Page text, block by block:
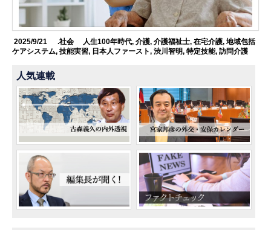
2025/9/21 .社会 人生100年時代, 介護, 介護福祉士, 在宅介護, 地域包括
ケアシステム,技能実習, 日本人ファースト,渋川智明,特定技能,訪問介護
人気連載